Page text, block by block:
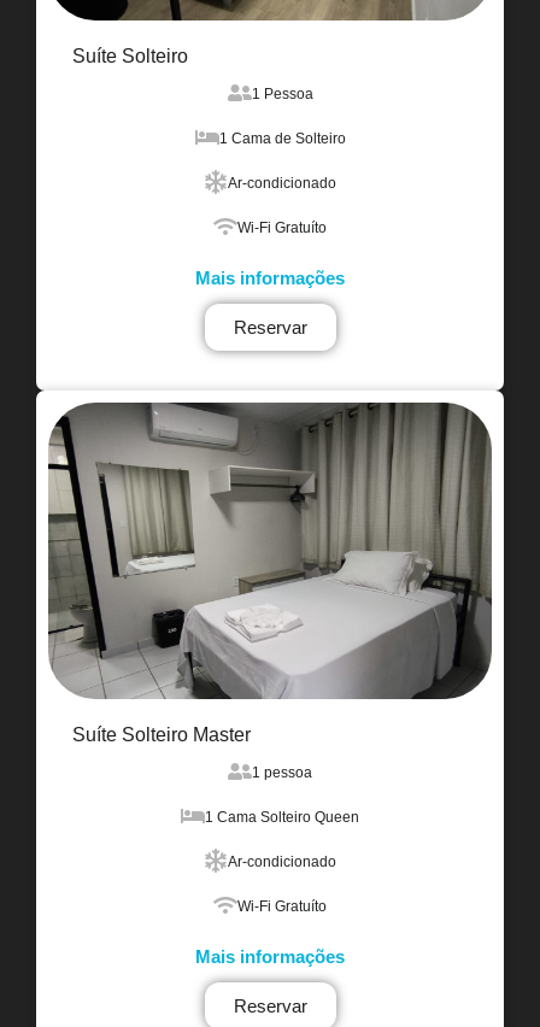
Suíte Solteiro
1 Pessoa
1 Cama de Solteiro
Ar-condicionado
Wi-Fi Gratuíto
Mais informações
Reservar
Suíte Solteiro Master
1 pessoa
1 Cama Solteiro Queen
Ar-condicionado
Wi-Fi Gratuíto
Mais informações
Reservar